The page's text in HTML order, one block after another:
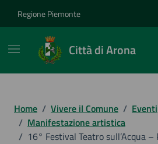
Regione Piemonte
Città di Arona
Home / Vivere il Comune / Eventi
/ Manifestazione artistica
/ 16° Festival Teatro sull’Acqua –